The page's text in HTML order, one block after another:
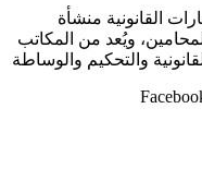
القانونية منشأة
ويُعد من المكاتب
والتحكيم والوساطة